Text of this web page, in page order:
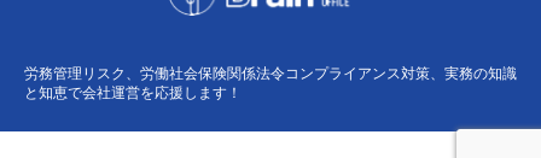
労務管理リスク、労働社会保険関係法令コンプライアンス対策、実務の知識
と知恵で会社運営を応援します！